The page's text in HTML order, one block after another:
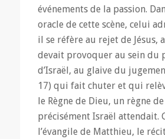
événements de la passion.
oracle de cette scène, celui
il se réfère au rejet de Jésus,
devait provoquer au sein du
d’Israël, au glaive du
17) qui fait chuter et qui
le Règne de Dieu, un règne
précisément Israël attendait.
l’évangile de Matthieu, le